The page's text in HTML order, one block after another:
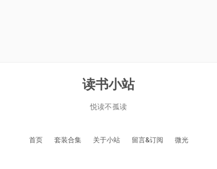
读书小站
悦读不孤读
首页 套装合集 关于小站 留言&订阅 微光